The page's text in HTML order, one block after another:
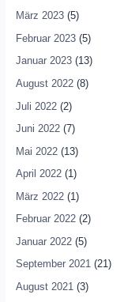
März 2023(5)
Februar 2023(5)
Januar 2023(13)
August 2022(8)
Juli 2022(2)
Juni 2022(7)
Mai 2022(13)
April 2022(1)
März 2022(1)
Februar 2022(2)
Januar 2022(5)
September 2021(21)
August 2021(3)